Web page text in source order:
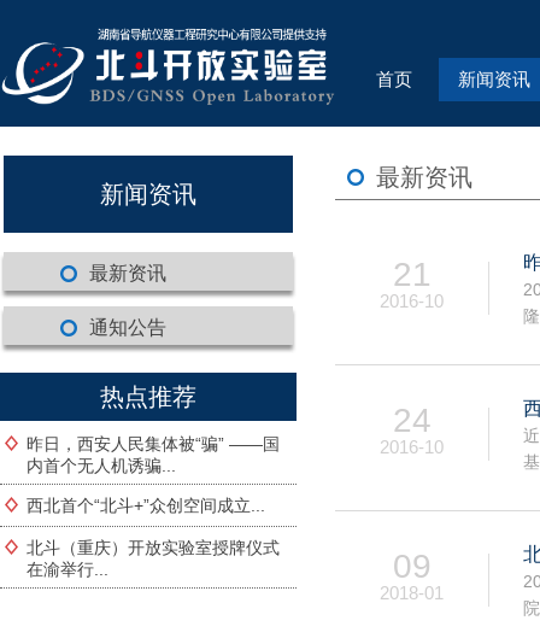
首页 新闻资讯
新闻资讯
最新资讯
通知公告
热点推荐
昨日，西安人民集体被“骗” ——国
内首个无人机诱骗...
西北首个“北斗+”众创空间成立...
北斗（重庆）开放实验室授牌仪式
在渝举行...
最新资讯
21
2016-10
24
2016-10
09
2018-01